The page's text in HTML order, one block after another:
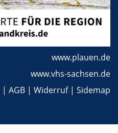
www.plauen.de
www.vhs-sachsen.de
| AGB | Widerruf| Sidemap